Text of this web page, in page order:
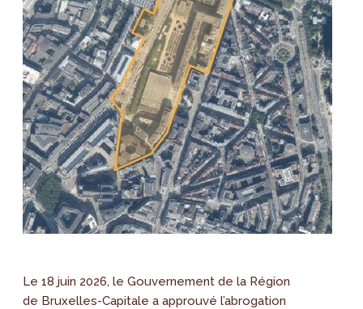
Le 18 juin 2026, le Gouvernement de la Région
de Bruxelles-Capitale a approuvé l’abrogation